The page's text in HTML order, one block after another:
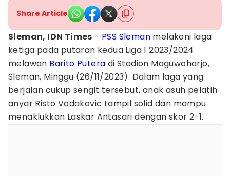
Share Article
Sleman, IDN Times - PSS Sleman melakoni laga
ketiga pada putaran kedua Liga 1 2023/2024
melawan Barito Putera di Stadion Maguwoharjo,
Sleman, Minggu (26/11/2023). Dalam laga yang
berjalan cukup sengit tersebut, anak asuh pelatih
anyar Risto Vodakovic tampil solid dan mampu
menaklukkan Laskar Antasari dengan skor 2-1.